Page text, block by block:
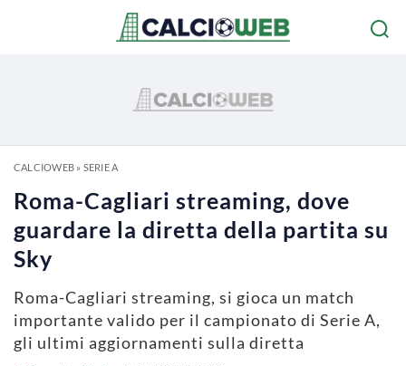
CALCIOWEB» SERIE A
Roma-Cagliari streaming, dove
guardare la diretta della partita su
Sky
Roma-Cagliari streaming, si gioca un match
importante valido per il campionato di Serie A,
gli ultimi aggiornamenti sulla diretta